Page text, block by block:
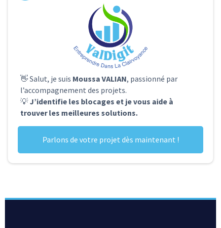
👋 Salut, je suis Moussa VALIAN, passionné par
l’accompagnement des projets.
💡 J’identifie les blocages et je vous aide à
trouver les meilleures solutions.
Parlons de votre projet dès maintenant !